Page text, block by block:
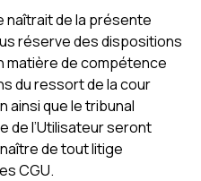
naîtrait de la présente
réserve des dispositions
matière de compétence
du ressort de la cour
ainsi que le tribunal
de l’Utilisateur seront
de tout litige
CGU.